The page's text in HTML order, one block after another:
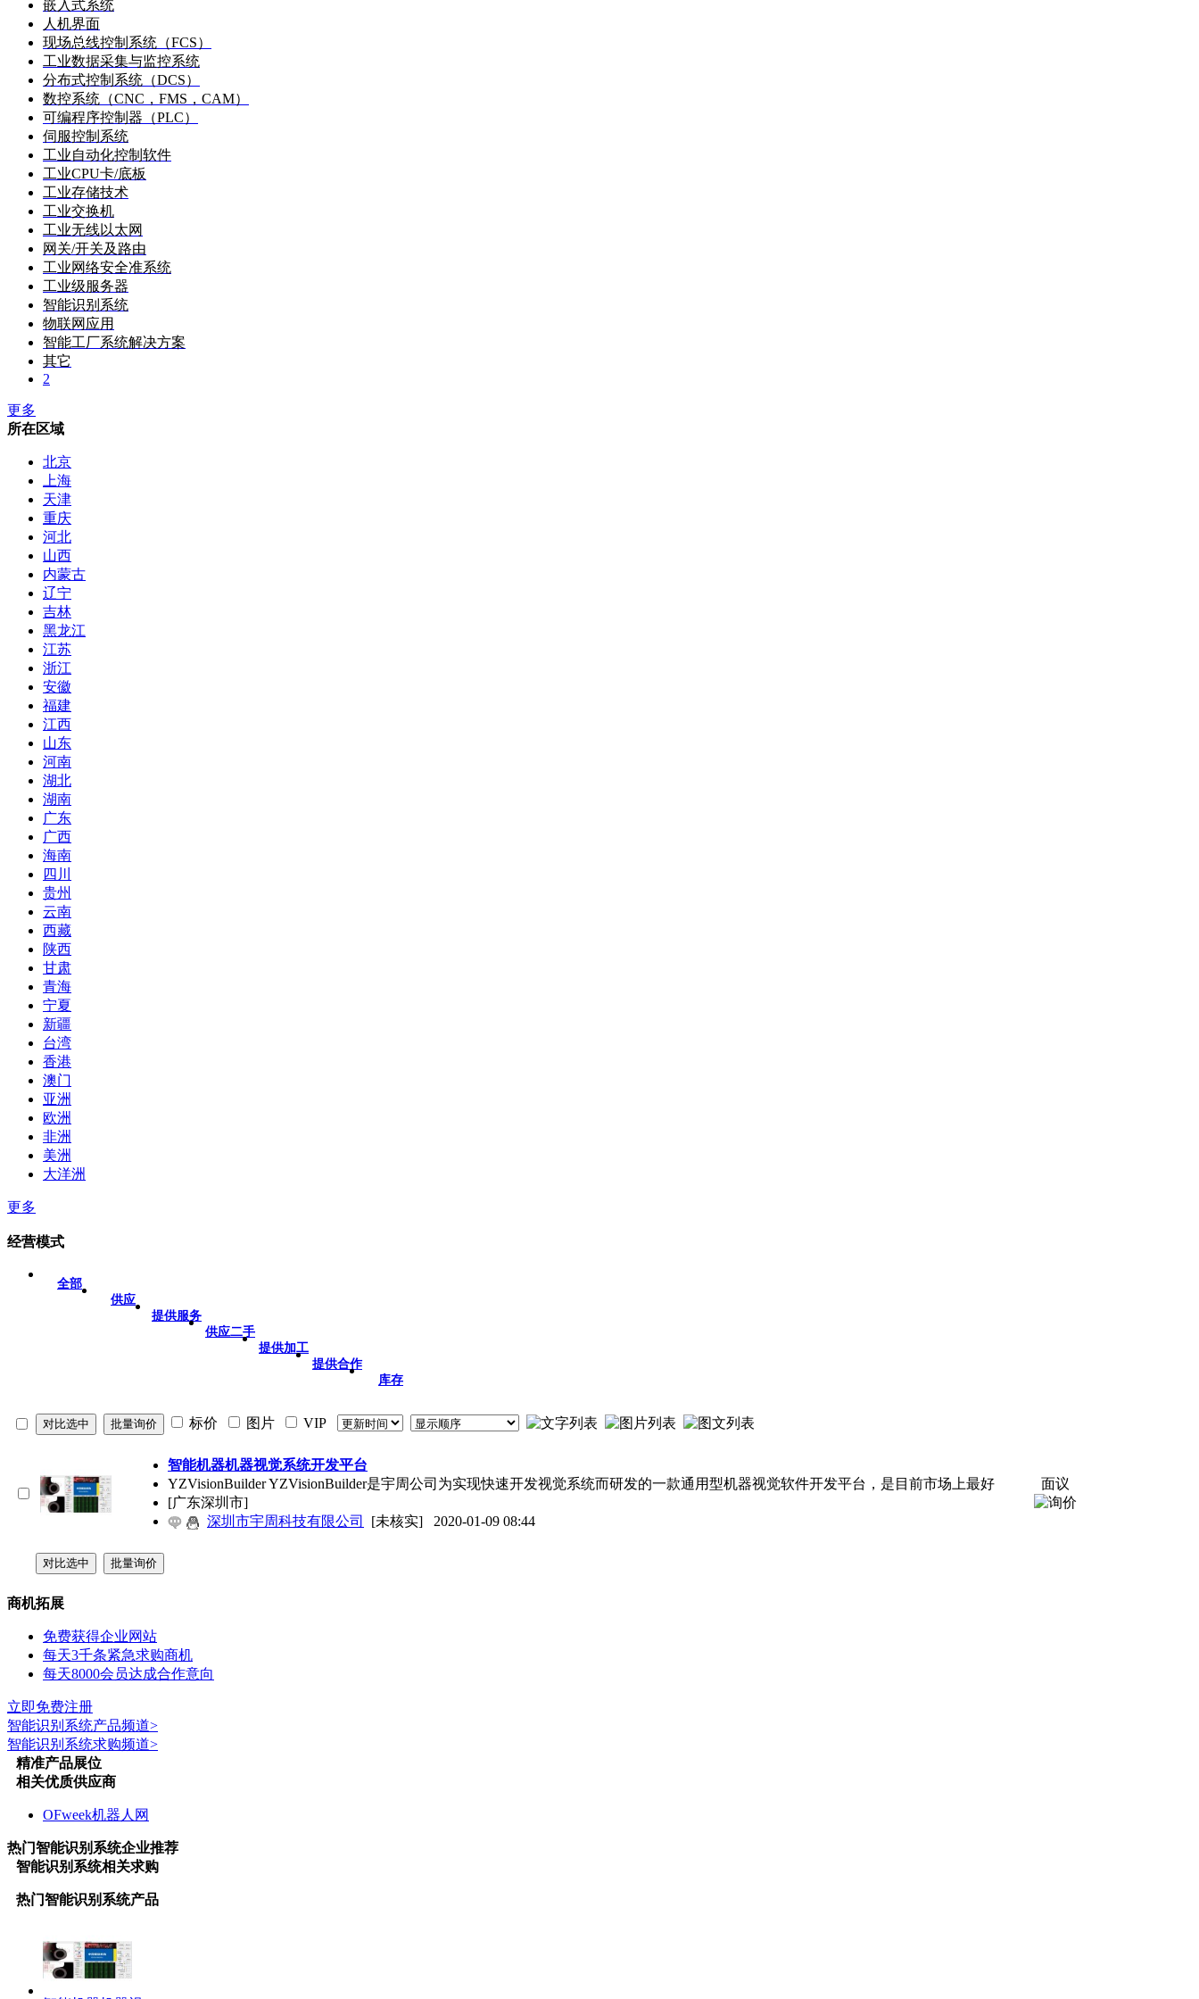
嵌入式系统
人机界面
现场总线控制系统（FCS）
工业数据采集与监控系统
分布式控制系统（DCS）
数控系统（CNC，FMS，CAM）
可编程序控制器（PLC）
伺服控制系统
工业自动化控制软件
工业CPU卡/底板
工业存储技术
工业交换机
工业无线以太网
网关/开关及路由
工业网络安全准系统
工业级服务器
智能识别系统
物联网应用
智能工厂系统解决方案
其它
2
更多
所在区域
北京
上海
天津
重庆
河北
山西
内蒙古
辽宁
吉林
黑龙江
江苏
浙江
安徽
福建
江西
山东
河南
湖北
湖南
广东
广西
海南
四川
贵州
云南
西藏
陕西
甘肃
青海
宁夏
新疆
台湾
香港
澳门
亚洲
欧洲
非洲
美洲
大洋洲
更多
经营模式
全部
供应
提供服务
供应二手
提供加工
提供合作
库存
标价 图片 VIP
智能机器机器视觉系统开发平台
YZVisionBuilder YZVisionBuilder是宇周公司为实现快速开发视觉系统而研发的一款通用型机器视觉软件开发平台，是目前市场上最好
[广东深圳市]
深圳市宇周科技有限公司
[未核实] 2020-01-09 08:44
面议
商机拓展
免费获得企业网站
每天3千条紧急求购商机
每天8000会员达成合作意向
立即免费注册
智能识别系统产品频道>
智能识别系统求购频道>
精准产品展位
相关优质供应商
OFweek机器人网
热门智能识别系统企业推荐
智能识别系统相关求购
热门智能识别系统产品